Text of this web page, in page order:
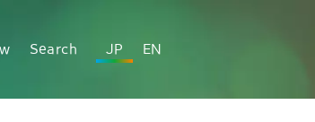
JP EN
Search